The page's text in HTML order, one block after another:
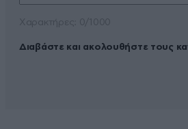
Διαβάστε και ακολουθήστε τους